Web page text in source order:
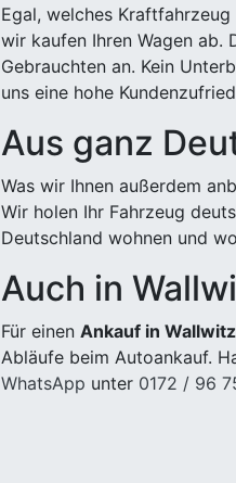
Egal, welches
wir kaufen Ihren Wagen ab.
Gebrauchten an. Kein
uns eine hohe
Aus ganz
Was wir Ihnen außerdem
Wir holen Ihr Fahrzeug
Deutschland wohnen und
Auch in
Für einen Ankauf in
Abläufe beim Autoankauf.
WhatsApp unter 0172 / 96